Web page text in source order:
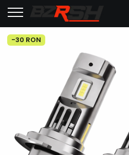
-30 RON